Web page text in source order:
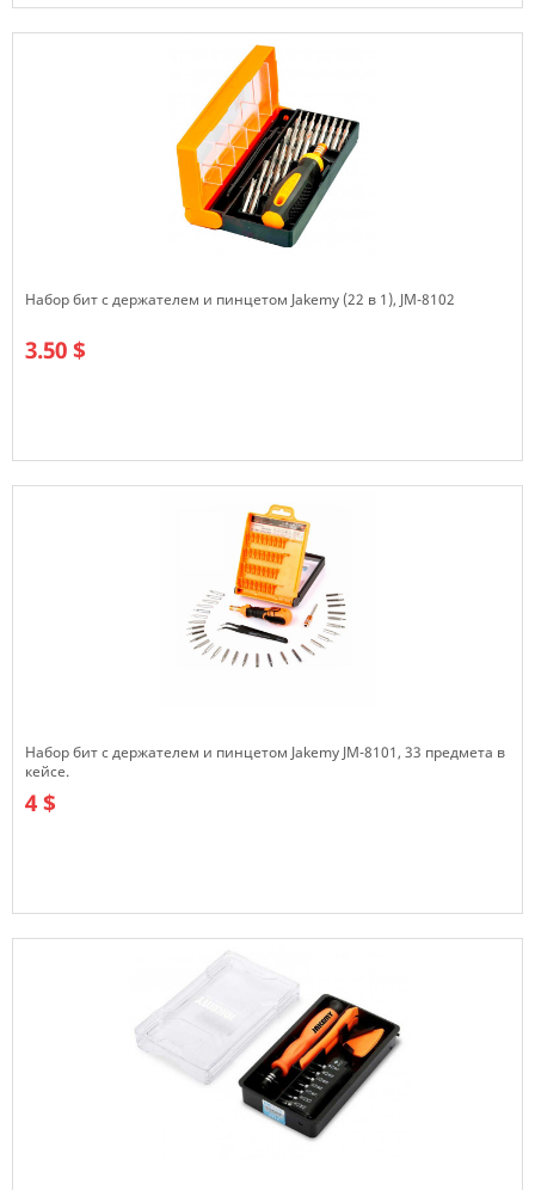
Набор бит с держателем и пинцетом Jakemy (22 в 1), JM-8102
3.50 $
Набор бит с держателем и пинцетом Jakemy JM-8101, 33 предмета в
кейсе.
4 $